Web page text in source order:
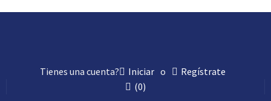
Tienes una cuenta? Iniciar o
Regístrate
(0)
Hágalo Usted